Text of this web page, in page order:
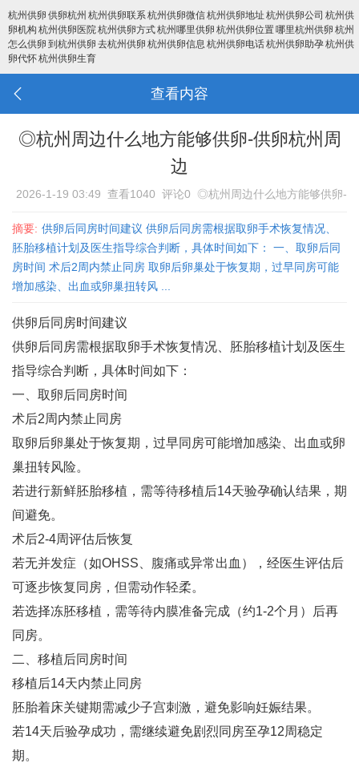
杭州供卵 供卵杭州 杭州供卵联系杭州供卵微信杭州供卵地址 杭州供卵公司 杭州供
卵机构 杭州供卵医院杭州供卵方式杭州哪里供卵 杭州供卵位置哪里杭州供卵 杭州
怎么供卵 到杭州供卵 去杭州供卵 杭州供卵信息 杭州供卵电话杭州供卵助孕杭州供
卵代怀杭州供卵生育
查看内容
◎杭州周边什么地方能够供卵-供卵杭州周
边
2026-1-19 03:49 查看1040 评论0
◎杭州周边什么地方能够供卵-
摘要: 供卵后同房时间建议 供卵后同房需根据取卵手术恢复情况、
胚胎移植计划及医生指导综合判断，具体时间如下： 一、取卵后同
房时间 术后2周内禁止同房‌ 取卵后卵巢处于恢复期，过早同房可能
增加感染、出血或卵巢扭转风 ...
供卵后同房时间建议
供卵后同房需根据取卵手术恢复情况、胚胎移植计划及医生
指导综合判断，具体时间如下：
一、取卵后同房时间
术后2周内禁止同房‌
取卵后卵巢处于恢复期，过早同房可能增加感染、出血或卵
巢扭转风险‌。
若进行新鲜胚胎移植，需等待移植后14天验孕确认结果，期
间避免‌。
术后2-4周评估后恢复‌
若无并发症（如OHSS、腹痛或异常出血），经医生评估后
可逐步恢复同房，但需动作轻柔‌。
若选择冻胚移植，需等待内膜准备完成（约1-2个月）后再
同房‌。
二、移植后同房时间
移植后14天内禁止同房‌
胚胎着床关键期需减少子宫刺激，避免影响妊娠结果‌。
若14天后验孕成功，需继续避免剧烈同房至孕12周稳定
期‌。